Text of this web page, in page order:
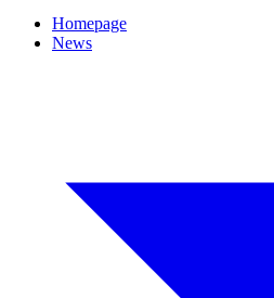
Homepage
News